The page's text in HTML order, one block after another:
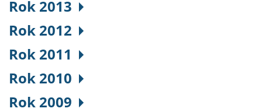
Rok 2013
Rok 2012
Rok 2011
Rok 2010
Rok 2009